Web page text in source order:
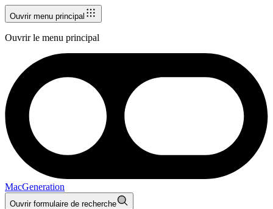
Ouvrir menu principal
Ouvrir le menu principal
MacGeneration
Ouvrir formulaire de recherche